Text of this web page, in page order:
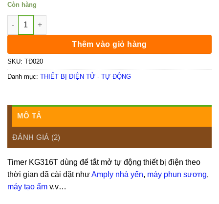
Còn hàng
Timer NBL316T-X số lượng
Thêm vào giỏ hàng
SKU: TĐ020
Danh mục: THIẾT BỊ ĐIỆN TỬ - TỰ ĐỘNG
MÔ TẢ
ĐÁNH GIÁ (2)
Timer KG316T dùng để tắt mở tự động thiết bị điện theo
thời gian đã cài đặt nhưAmply nhà yến, máy phun sương,
máy tạo ẩm v.v…